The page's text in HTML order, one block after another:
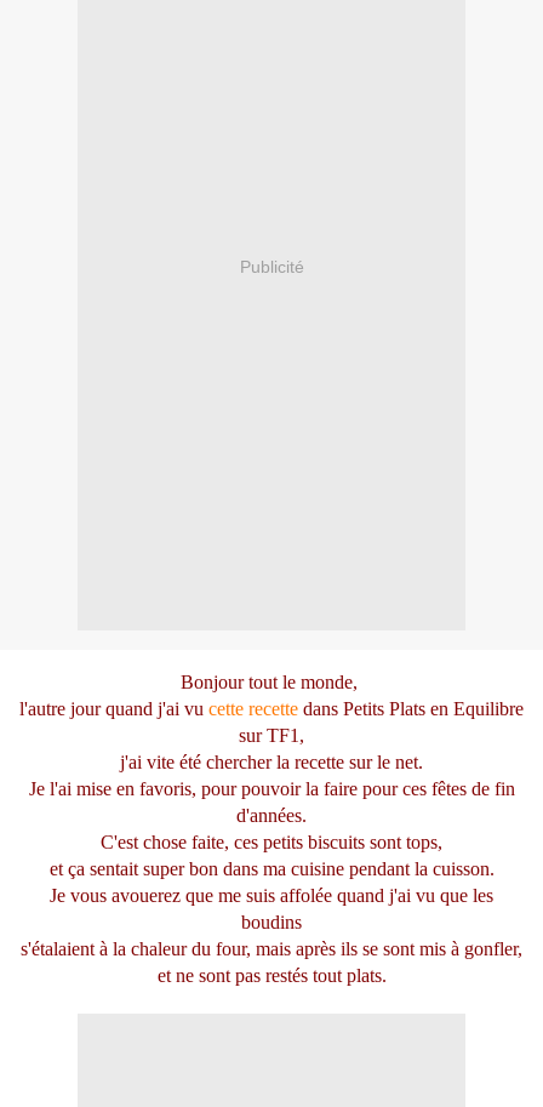
Publicité
Bonjour tout le monde,
l'autre jour quand j'ai vu cette recette dans Petits Plats en Equilibre
sur TF1,
j'ai vite été chercher la recette sur le net.
Je l'ai mise en favoris, pour pouvoir la faire pour ces fêtes de fin
d'années.
C'est chose faite, ces petits biscuits sont tops,
et ça sentait super bon dans ma cuisine pendant la cuisson.
Je vous avouerez que me suis affolée quand j'ai vu que les
boudins
s'étalaient à la chaleur du four, mais après ils se sont mis à gonfler,
et ne sont pas restés tout plats.